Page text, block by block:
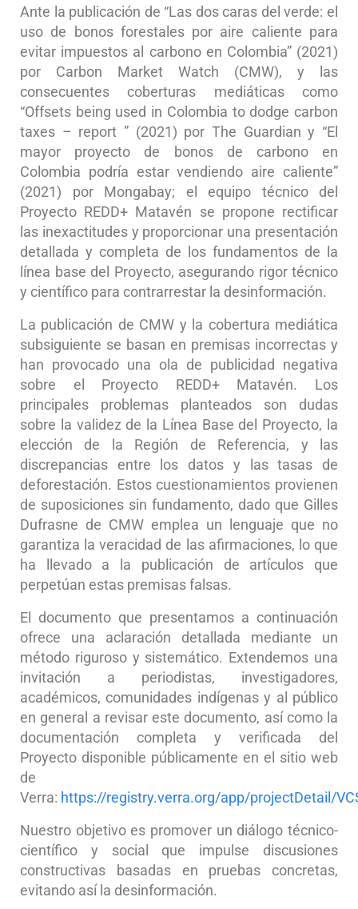
Ante la publicación de “Las dos caras del verde: el
uso de bonos forestales por aire caliente para
evitar impuestos al carbono en Colombia” (2021)
por Carbon Market Watch (CMW), y las
consecuentes coberturas mediáticas como
“Offsets being used in Colombia to dodge carbon
taxes – report ” (2021) por The Guardian y “El
mayor proyecto de bonos de carbono en
Colombia podría estar vendiendo aire caliente”
(2021) por Mongabay; el equipo técnico del
Proyecto REDD+ Matavén se propone rectificar
las inexactitudes y proporcionar una presentación
detallada y completa de los fundamentos de la
línea base del Proyecto, asegurando rigor técnico
y científico para contrarrestar la desinformación.
La publicación de CMW y la cobertura mediática
subsiguiente se basan en premisas incorrectas y
han provocado una ola de publicidad negativa
sobre el Proyecto REDD+ Matavén. Los
principales problemas planteados son dudas
sobre la validez de la Línea Base del Proyecto, la
elección de la Región de Referencia, y las
discrepancias entre los datos y las tasas de
deforestación. Estos cuestionamientos provienen
de suposiciones sin fundamento, dado que Gilles
Dufrasne de CMW emplea un lenguaje que no
garantiza la veracidad de las afirmaciones, lo que
ha llevado a la publicación de artículos que
perpetúan estas premisas falsas.
El documento que presentamos a continuación
ofrece una aclaración detallada mediante un
método riguroso y sistemático. Extendemos una
invitación a periodistas, investigadores,
académicos, comunidades indígenas y al público
en general a revisar este documento, así como la
documentación completa y verificada del
Proyecto disponible públicamente en el sitio web
de
Verra: https://registry.verra.org/app/projectDetail/
Nuestro objetivo es promover un diálogo técnico-
científico y social que impulse discusiones
constructivas basadas en pruebas concretas,
evitando así la desinformación.